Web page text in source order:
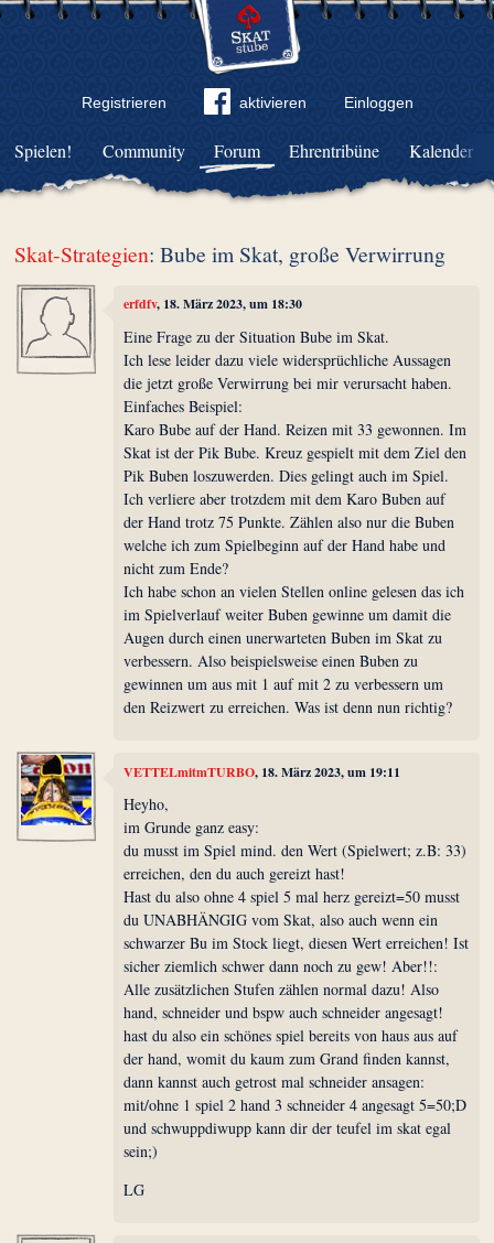
Registrieren aktivieren Einloggen
Community Forum Ehrentribüne Kalender
Spielen!
Skat-Strategien: Bube im Skat, große Verwirrung
erfdfv, 18. März 2023, um 18:30
Eine Frage zu der Situation Bube im Skat.
Ich lese leider dazu viele widersprüchliche Aussagen
die jetzt große Verwirrung bei mir verursacht haben.
Einfaches Beispiel:
Karo Bube auf der Hand. Reizen mit 33 gewonnen. Im
Skat ist der Pik Bube. Kreuz gespielt mit dem Ziel den
Pik Buben loszuwerden. Dies gelingt auch im Spiel.
Ich verliere aber trotzdem mit dem Karo Buben auf
der Hand trotz 75 Punkte. Zählen also nur die Buben
welche ich zum Spielbeginn auf der Hand habe und
nicht zum Ende?
Ich habe schon an vielen Stellen online gelesen das ich
im Spielverlauf weiter Buben gewinne um damit die
Augen durch einen unerwarteten Buben im Skat zu
verbessern. Also beispielsweise einen Buben zu
gewinnen um aus mit 1 auf mit 2 zu verbessern um
den Reizwert zu erreichen. Was ist denn nun richtig?
VETTELmitmTURBO, 18. März 2023, um 19:11
Heyho,
im Grunde ganz easy:
du musst im Spiel mind. den Wert (Spielwert; z.B: 33)
erreichen, den du auch gereizt hast!
Hast du also ohne 4 spiel 5 mal herz gereizt=50 musst
du UNABHÄNGIG vom Skat, also auch wenn ein
schwarzer Bu im Stock liegt, diesen Wert erreichen! Ist
sicher ziemlich schwer dann noch zu gew! Aber!!:
Alle zusätzlichen Stufen zählen normal dazu! Also
hand, schneider und bspw auch schneider angesagt!
hast du also ein schönes spiel bereits von haus aus auf
der hand, womit du kaum zum Grand finden kannst,
dann kannst auch getrost mal schneider ansagen:
mit/ohne 1 spiel 2 hand 3 schneider 4 angesagt 5=50;D
und schwuppdiwupp kann dir der teufel im skat egal
sein;)
LG